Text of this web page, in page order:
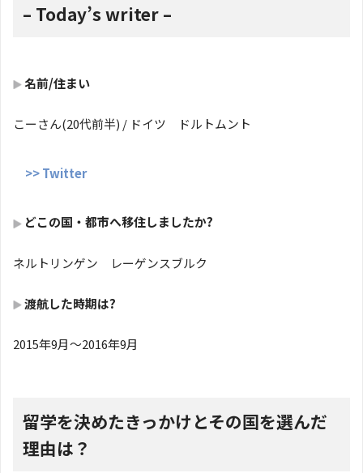
– Today’s writer –
名前/住まい
こーさん(20代前半) / ドイツ ドルトムント
>> Twitter
どこの国・都市へ移住しましたか?
ネルトリンゲン レーゲンスブルク
渡航した時期は?
2015年9月〜2016年9月
留学を決めたきっかけとその国を選んだ
理由は？